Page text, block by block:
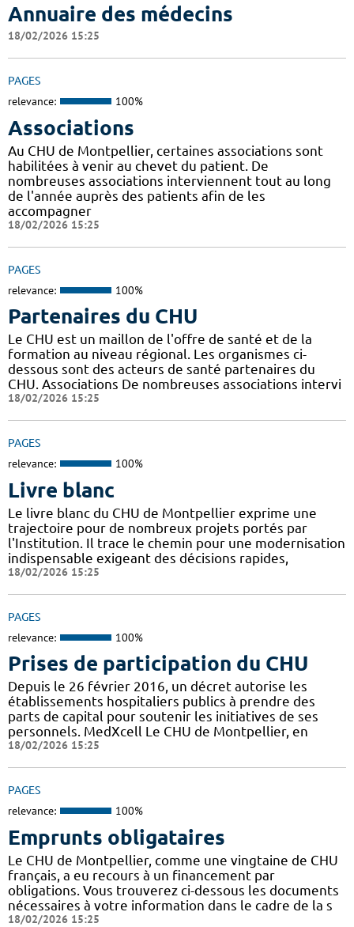
Annuaire des médecins
18/02/2026 15:25
PAGES
relevance: 100%
Associations
Au CHU de Montpellier, certaines associations sont
habilitées à venir au chevet du patient. De
nombreuses associations interviennent tout au long
de l'année auprès des patients afin de les
accompagner
18/02/2026 15:25
PAGES
relevance: 100%
Partenaires du CHU
Le CHU est un maillon de l'offre de santé et de la
formation au niveau régional. Les organismes ci-
dessous sont des acteurs de santé partenaires du
CHU. Associations De nombreuses associations intervi
18/02/2026 15:25
PAGES
relevance: 100%
Livre blanc
Le livre blanc du CHU de Montpellier exprime une
trajectoire pour de nombreux projets portés par
l'Institution. Il trace le chemin pour une modernisation
indispensable exigeant des décisions rapides,
18/02/2026 15:25
PAGES
relevance: 100%
Prises de participation du CHU
Depuis le 26 février 2016, un décret autorise les
établissements hospitaliers publics à prendre des
parts de capital pour soutenir les initiatives de ses
personnels. MedXcell Le CHU de Montpellier, en
18/02/2026 15:25
PAGES
relevance: 100%
Emprunts obligataires
Le CHU de Montpellier, comme une vingtaine de CHU
français, a eu recours à un financement par
obligations. Vous trouverez ci-dessous les documents
nécessaires à votre information dans le cadre de la s
18/02/2026 15:25